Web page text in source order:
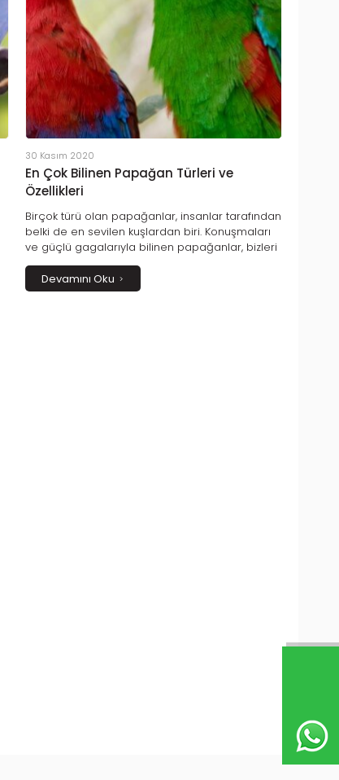
30 Kasım 2020
En Çok Bilinen Papağan Türleri ve
Özellikleri
Birçok türü olan papağanlar, insanlar tarafından
belki de en sevilen kuşlardan biri. Konuşmaları
ve güçlü gagalarıyla bilinen papağanlar, bizleri
zekâları ve rengarenk güzellikleriyle hep
büyülemiş canlılardır.
Devamını Oku